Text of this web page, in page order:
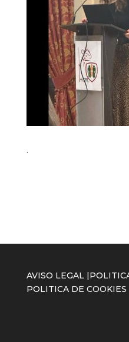
.
AVISO LEGAL|
POLITICA DE COOKIES